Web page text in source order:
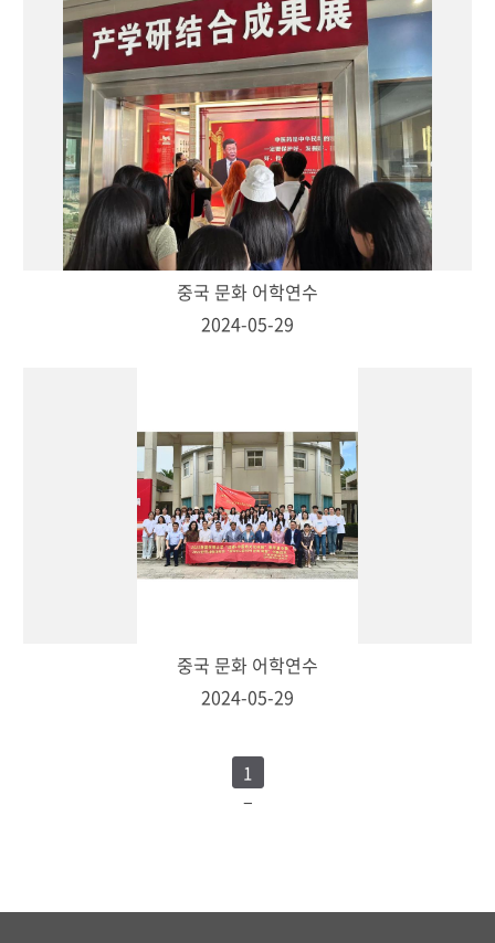
중국 문화 어학연수
2024-05-29
중국 문화 어학연수
2024-05-29
1